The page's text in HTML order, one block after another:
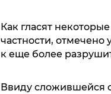
Как гласят
частности, отмечено
к еще более
Ввиду сложившейся